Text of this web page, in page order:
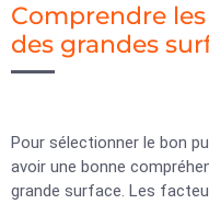
Comprendre
des grandes
Pour sélectionner le bon
avoir une bonne
grande surface. Les